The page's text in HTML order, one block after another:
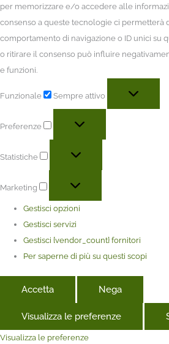
per memorizzare e/o accedere alle
consenso a queste tecnologie ci permetterà
comportamento di navigazione o ID unici su
o ritirare il consenso può influire
e funzioni.
Funzionale Sempre attivo
Preferenze
Statistiche
Marketing
Gestisci opzioni
Gestisci servizi
Gestisci {vendor_count} fornitori
Per saperne di più su questi scopi
Accetta Nega
Visualizza le preferenze
Visualizza le preferenze